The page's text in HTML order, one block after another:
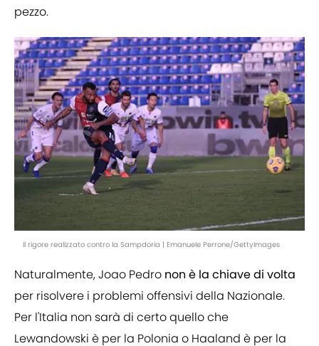
pezzo.
Il rigore realizzato contro la Sampdoria | Emanuele Perrone/GettyImages
Naturalmente, Joao Pedro non è la chiave di volta
per risolvere i problemi offensivi della Nazionale.
Per l'Italia non sarà di certo quello che
Lewandowski è per la Polonia o Haaland è per la